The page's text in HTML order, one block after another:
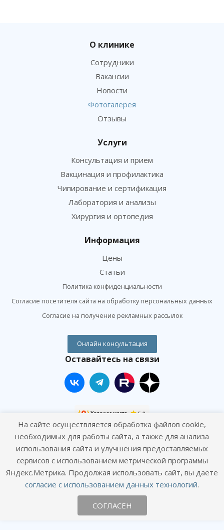
О клинике
Сотрудники
Вакансии
Новости
Фотогалерея
Отзывы
Услуги
Консультация и прием
Вакцинация и профилактика
Чипирование и сертификация
Лаборатория и анализы
Хирургия и ортопедия
Информация
Цены
Статьи
Политика конфиденциальности
Согласие посетителя сайта на обработку персональных данных
Согласие на получение рекламных рассылок
Онлайн консультация
Оставайтесь на связи
Наши контакты
+7 (495) 120-01-09
г. Москва, ул. Профсоюзная, д. 58, кор. 4
(круглосуточно)
На сайте осуществляется обработка файлов cookie,
необходимых для работы сайта, а также для анализа
использования сайта и улучшения предоставляемых
сервисов с использованием метрической программы
Яндекс.Метрика. Продолжая использовать сайт, вы даете
согласие с использованием данных технологий.
СОГЛАСЕН